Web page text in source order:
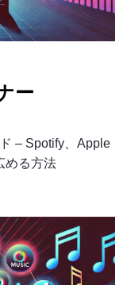
ー
– Spotify、Apple
める方法